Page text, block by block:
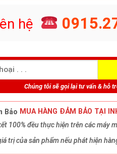
hệ
Chúng tôi sẽ gọi lại tư vấn & hỗ
MUA HÀNG ĐẢM BẢO TẠI
100% đều thực hiện trên các máy
trị của sản phẩm nếu phát hiện